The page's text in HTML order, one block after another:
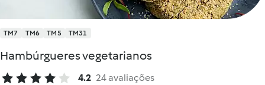
TM7 TM6 TM5 TM31
Hambúrgueres vegetarianos
4.2 24 avaliações